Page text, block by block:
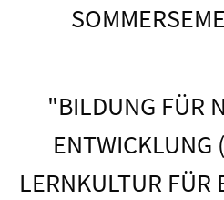
"BILDUNG FÜR
ENTWICKLUNG
LERNKULTUR FÜR